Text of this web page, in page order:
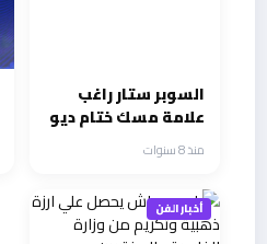
السوبر ستار راغب
علامة مسك ختام ديو
المشاهيرمنذ 8 سنوات
أخبار الفن